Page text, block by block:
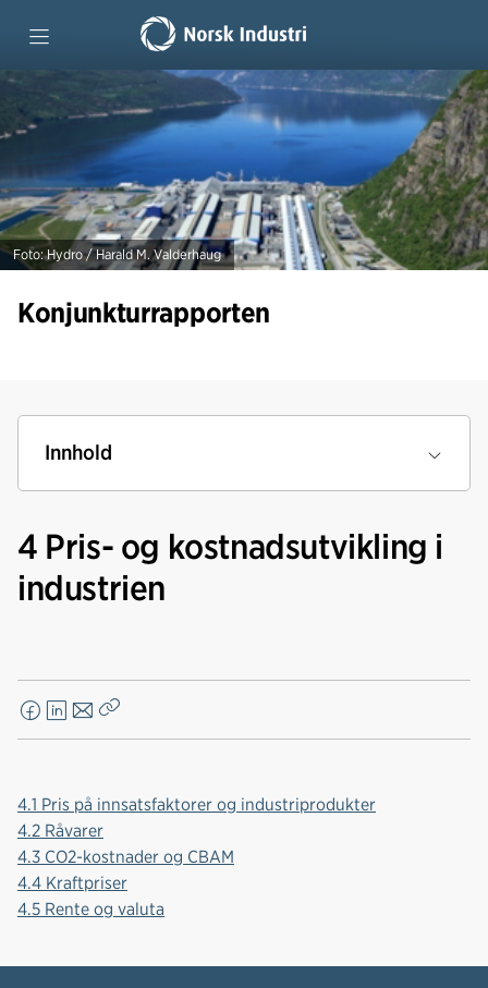
Foto: Hydro / Harald M. Valderhaug
Konjunkturrapporten
Forside
Tidligere rapporter
Innhold
4 Pris- og kostnadsutvikling i
industrien
F
a
e
b
o
o
k
L
i
k
e
d
I
n
E
-
o
s
t
4.1 Pris på innsatsfaktorer og industriprodukter
4.2 Råvarer
4.3 CO2-kostnader og CBAM
4.4 Kraftpriser
4.5 Rente og valuta